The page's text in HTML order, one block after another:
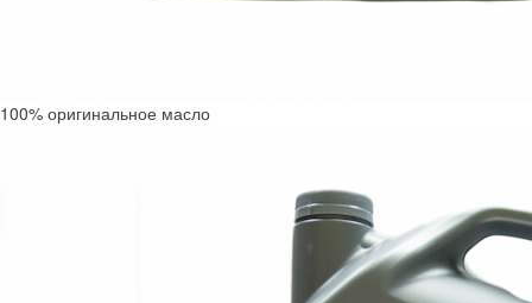
100% оригинальное масло